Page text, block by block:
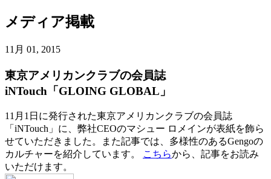
メディア掲載
11月 01, 2015
東京アメリカンクラブの会員誌
iNTouch「GLOING GLOBAL」
11月1日に発行された東京アメリカンクラブの会員誌
「iNTouch」に、弊社CEOのマシュー ロメインが表紙を飾ら
せていただきました。また記事では、多様性のあるGengoの
カルチャーを紹介しています。
こちらから、記事をお読み
いただけます。